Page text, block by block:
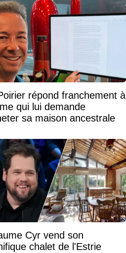
répond franchement à
qui lui demande
sa maison ancestrale
Cyr vend son
chalet de l'Estrie